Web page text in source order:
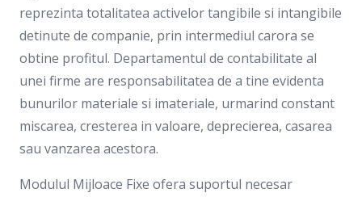
reprezinta totalitatea activelor tangibile si intangibile
detinute de companie, prin intermediul carora se
obtine profitul. Departamentul de contabilitate al
unei firme are responsabilitatea de a tine evidenta
bunurilor materiale si imateriale, urmarind constant
miscarea, cresterea in valoare, deprecierea, casarea
sau vanzarea acestora.
Modulul Mijloace Fixe ofera suportul necesar